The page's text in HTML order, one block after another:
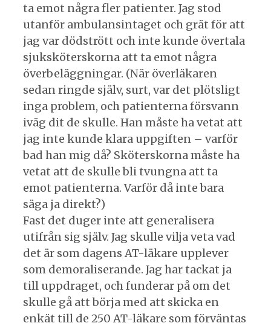
ta emot några fler patienter. Jag stod
utanför ambulansintaget och grät för att
jag var dödstrött och inte kunde övertala
sjuksköterskorna att ta emot några
överbeläggningar. (När överläkaren
sedan ringde själv, surt, var det plötsligt
inga problem, och patienterna försvann
iväg dit de skulle. Han måste ha vetat att
jag inte kunde klara uppgiften – varför
bad han mig då? Sköterskorna måste ha
vetat att de skulle bli tvungna att ta
emot patienterna. Varför då inte bara
säga ja direkt?)
Fast det duger inte att generalisera
utifrån sig själv. Jag skulle vilja veta vad
det är som dagens AT-läkare upplever
som demoraliserande. Jag har tackat ja
till uppdraget, och funderar på om det
skulle gå att börja med att skicka en
enkät till de 250 AT-läkare som förväntas